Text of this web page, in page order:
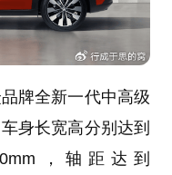
牌全新一代中高级
身长宽高分别达到
，轴距达到